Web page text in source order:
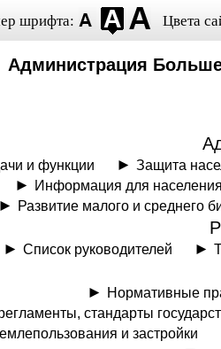
шрифта: Цвета
Администрация
и функции
Защита
Информация для
Развитие малого и среднего
Список руководителей
Нормативные
стандарты
и застройки